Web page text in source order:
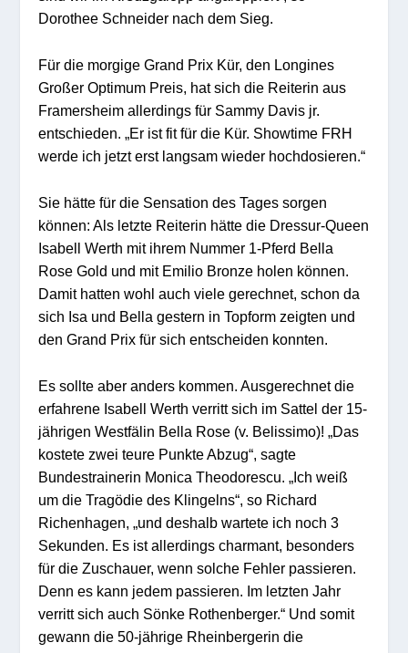
Dorothee Schneider nach dem Sieg.
Für die morgige Grand Prix Kür, den Longines
Großer Optimum Preis, hat sich die Reiterin aus
Framersheim allerdings für Sammy Davis jr.
entschieden. „Er ist fit für die Kür. Showtime FRH
werde ich jetzt erst langsam wieder hochdosieren.“
Sie hätte für die Sensation des Tages sorgen
können: Als letzte Reiterin hätte die Dressur-Queen
Isabell Werth mit ihrem Nummer 1-Pferd Bella
Rose Gold und mit Emilio Bronze holen können.
Damit hatten wohl auch viele gerechnet, schon da
sich Isa und Bella gestern in Topform zeigten und
den Grand Prix für sich entscheiden konnten.
Es sollte aber anders kommen. Ausgerechnet die
erfahrene Isabell Werth verritt sich im Sattel der 15-
jährigen Westfälin Bella Rose (v. Belissimo)! „Das
kostete zwei teure Punkte Abzug“, sagte
Bundestrainerin Monica Theodorescu. „Ich weiß
um die Tragödie des Klingelns“, so Richard
Richenhagen, „und deshalb wartete ich noch 3
Sekunden. Es ist allerdings charmant, besonders
für die Zuschauer, wenn solche Fehler passieren.
Denn es kann jedem passieren. Im letzten Jahr
verritt sich auch Sönke Rothenberger.“ Und somit
gewann die 50-jährige Rheinbergerin die